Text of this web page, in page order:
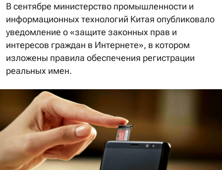
В сентябре министерство промышленности и
информационных технологий Китая опубликовало
уведомление о «защите законных прав и
интересов граждан в Интернете», в котором
изложены правила обеспечения регистрации
реальных имен.